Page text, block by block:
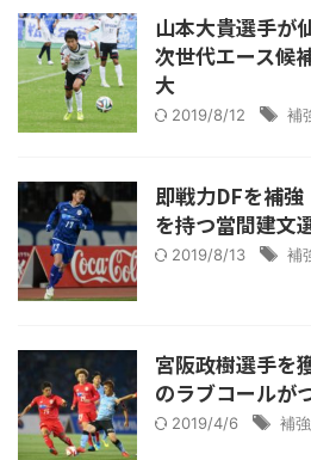
山本大貴選手が
次世代エース候
大
2019/8/12 補
即戦力DFを補
を持つ當間建文
2019/8/13 補
宮阪政樹選手を
のラブコールが
2019/4/6 補強